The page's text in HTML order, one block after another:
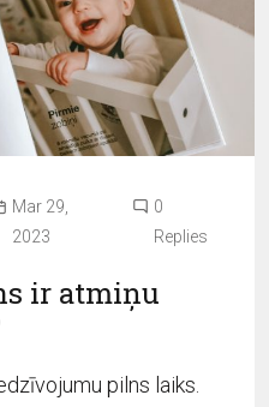
Mar 29,
2023
0
Replies
ir atmiņu
pilns laiks.